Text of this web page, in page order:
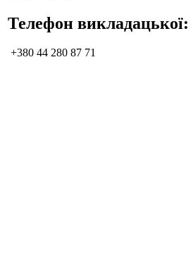
Телефон викладацької:
+380 44 280 87 71